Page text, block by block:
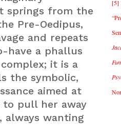
springs from the
Pre-Oedipus,
and repeats
have a phallus
it is a
the symbolic,
aimed at
pull her away
always wanting
[5]